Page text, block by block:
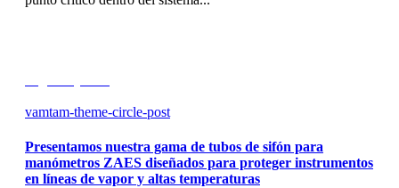
vamtam-theme-circle-post
Presentamos nuestra gama de tubos de sifón para
manómetros ZAES diseñados para proteger instrumentos
en líneas de vapor y altas temperaturas